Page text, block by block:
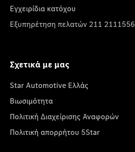
Εγχειρίδια κατόχου
Εξυπηρέτηση πελατών 211 2111556
Σχετικά με μας
Star Automotive Ελλάς
Βιωσιμότητα
Πολιτική Διαχείρισης Αναφορών
Πολιτική απορρήτου 5Star